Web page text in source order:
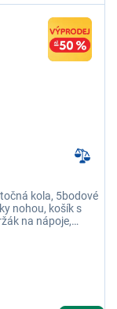
kola, 5bodové
nohou, košík s
na nápoje,